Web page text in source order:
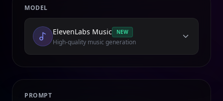
MODEL
ElevenLabs Music NEW
High-quality music generation
PROMPT